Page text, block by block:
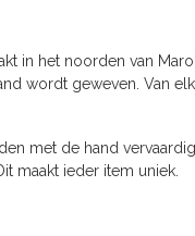
in het noorden van
wordt geweven. Van
met de hand
maakt ieder item uniek.